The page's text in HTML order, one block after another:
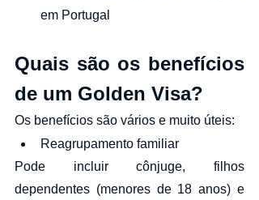
em Portugal
Quais são os benefícios
de um Golden Visa?
Os benefícios são vários e muito úteis:
Reagrupamento familiar
Pode incluir cônjuge, filhos
dependentes (menores de 18 anos) e